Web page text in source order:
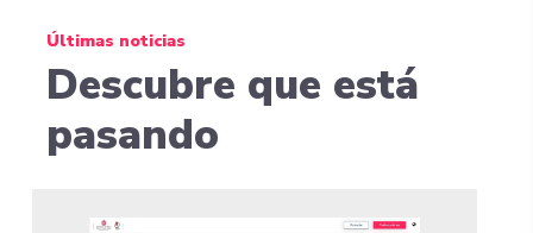
Últimas noticias
Descubre que está
pasando